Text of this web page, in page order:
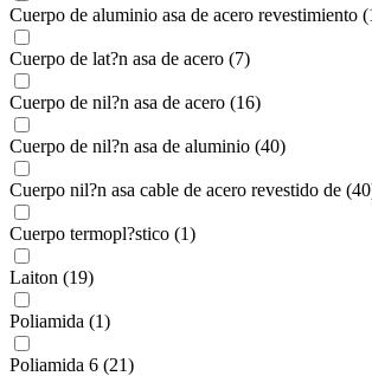
Cuerpo de aluminio asa de acero revestimiento
Cuerpo de lat?n asa de acero (7)
Cuerpo de nil?n asa de acero (16)
Cuerpo de nil?n asa de aluminio (40)
Cuerpo nil?n asa cable de acero revestido de
Cuerpo termopl?stico (1)
Laiton (19)
Poliamida (1)
Poliamida 6 (21)